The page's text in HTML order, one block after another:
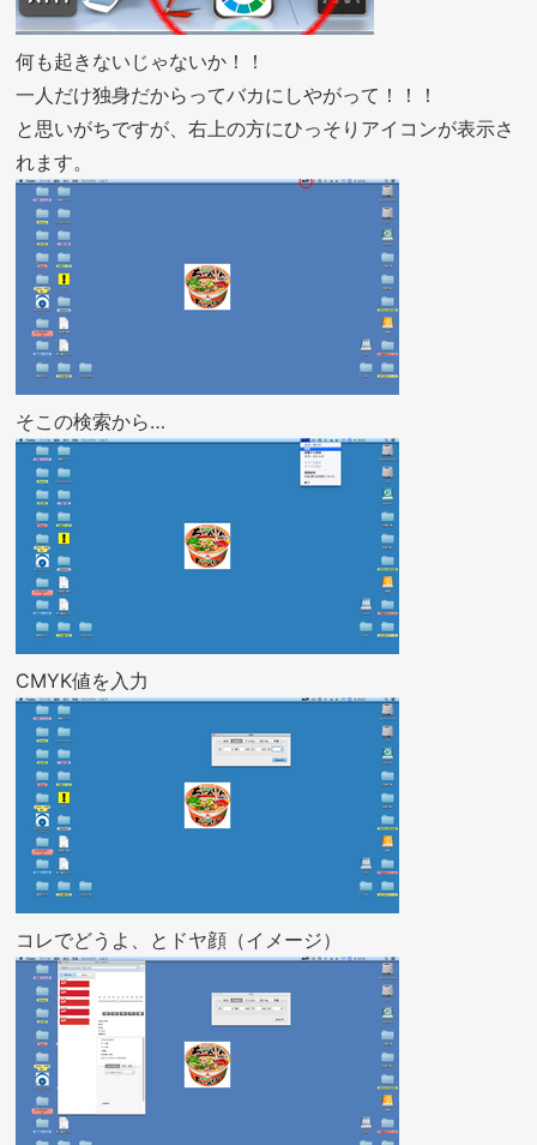
何も起きないじゃないか！！
一人だけ独身だからってバカにしやがって！！！
と思いがちですが、右上の方にひっそりアイコンが表示さ
れます。
そこの検索から…
CMYK値を入力
コレでどうよ、とドヤ顔（イメージ）